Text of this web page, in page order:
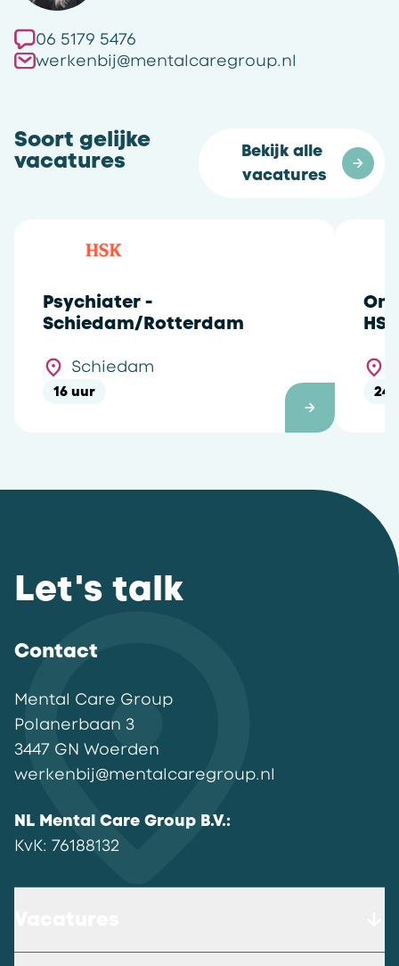
06 5179 5476
werkenbij@mentalcaregroup.nl
Soort gelijke
vacatures
Bekijk alle
vacatures
Psychiater -
Schiedam/Rotterdam
Schiedam
16 uur 24
Let's talk
Contact
Mental Care Group
Polanerbaan 3
3447 GN Woerden
werkenbij@mentalcaregroup.nl
NL Mental Care Group B.V.:
KvK: 76188132